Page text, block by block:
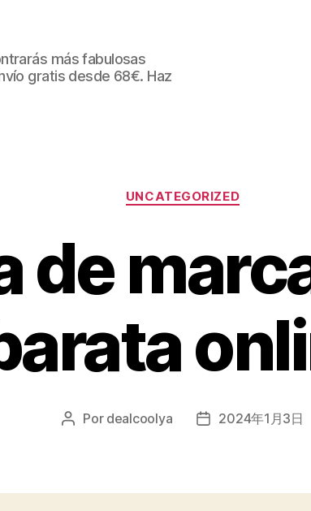
más fabulosas
gratis desde 68€. Haz
Categorías
UNCATEGORIZED
de
Autor
Por dealcoolya
Fecha2024年1月3日